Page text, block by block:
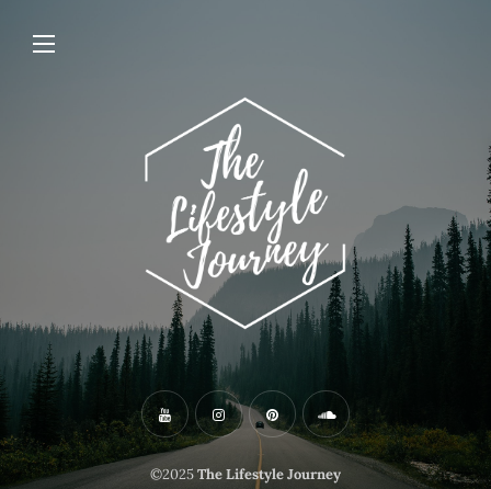
©2025The Lifestyle Journey